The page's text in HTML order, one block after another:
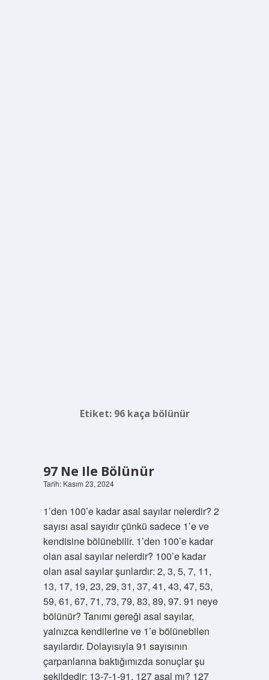
Etiket: 96 kaça bölünür
97 Ne Ile Bölünür
Tarih: Kasım 23, 2024
1’den 100’e kadar asal sayılar nelerdir? 2
sayısı asal sayıdır çünkü sadece 1’e ve
kendisine bölünebilir. 1’den 100’e kadar
olan asal sayılar nelerdir? 100’e kadar
olan asal sayılar şunlardır: 2, 3, 5, 7, 11,
13, 17, 19, 23, 29, 31, 37, 41, 43, 47, 53,
59, 61, 67, 71, 73, 79, 83, 89, 97. 91 neye
bölünür? Tanımı gereği asal sayılar,
yalnızca kendilerine ve 1’e bölünebilen
sayılardır. Dolayısıyla 91 sayısının
çarpanlarına baktığımızda sonuçlar şu
şekildedir: 13-7-1-91. 127 asal mı? 127